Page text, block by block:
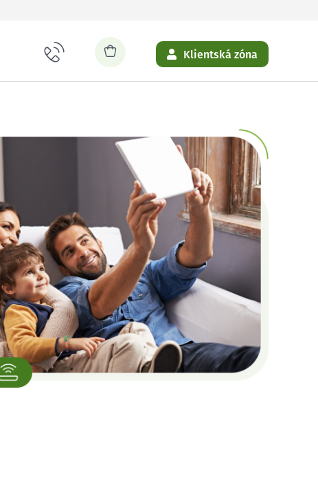
Klientská zóna